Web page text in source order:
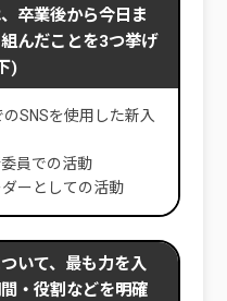
卒業後から今日ま
んだことを3つ挙げ
)
SNSを使用した新入
員での活動
ーとしての活動
いて、最も力を入
・役割などを明確